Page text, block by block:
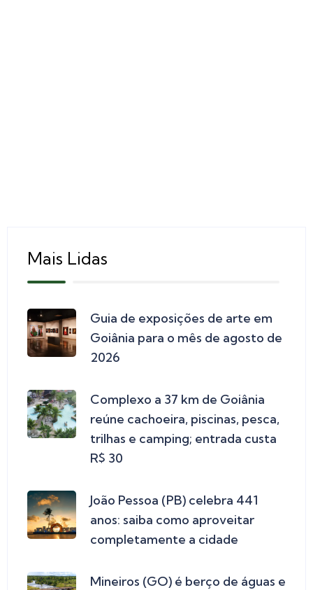
Mais Lidas
Guia de exposições de arte em
Goiânia para o mês de agosto de
2026
Complexo a 37 km de Goiânia
reúne cachoeira, piscinas, pesca,
trilhas e camping; entrada custa
R$ 30
João Pessoa (PB) celebra 441
anos: saiba como aproveitar
completamente a cidade
Mineiros (GO) é berço de águas e